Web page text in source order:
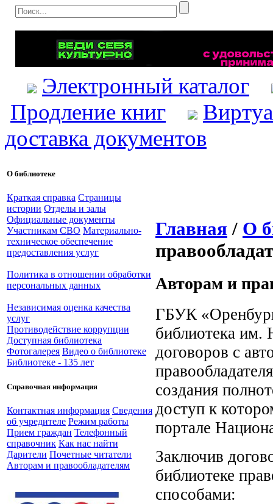
Электронный каталог
Продление книг
доставка документов
О библиотеке
Краткая справка Страницы
истории Отделы и залы
Официальные документы
Участникам СВО Материально-
техническое обеспечение
предоставления услуг
Политика в отношении обработки
персональных данных
Независимая оценка качества
услуг
Противодействие коррупции
Доступная библиотека
Фотогалерея Видео о библиотеке
Библиотеке - 135 лет
Справочная информация
Контактная информация Сведения
об учредителе Режим работы
Прием граждан Телефонный
справочник Как нас найти
Дарители Почетные читатели
Авторам и правообладателям
Главная / О
Авторам и
ГБУК
библиотека им.
договоров с
создания
доступ к
портале
Заключив
библиотеке
способами: